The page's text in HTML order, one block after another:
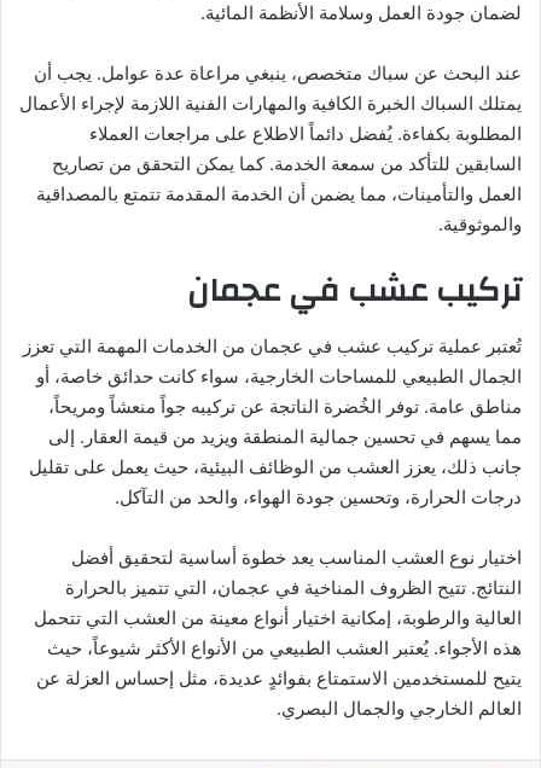
لضمان جودة العمل وسلامة الأنظمة المائية.
عند البحث عن سباك متخصص، ينبغي مراعاة عدة عوامل. يجب أن
يمتلك السباك الخبرة الكافية والمهارات الفنية اللازمة لإجراء الأعمال
المطلوبة بكفاءة. يُفضل دائماً الاطلاع على مراجعات العملاء
السابقين للتأكد من سمعة الخدمة. كما يمكن التحقق من تصاريح
العمل والتأمينات، مما يضمن أن الخدمة المقدمة تتمتع بالمصداقية
والموثوقية.
تركيب عشب في عجمان
تُعتبر عملية تركيب عشب في عجمان من الخدمات المهمة التي تعزز
الجمال الطبيعي للمساحات الخارجية، سواء كانت حدائق خاصة، أو
مناطق عامة. توفر الخُضرة الناتجة عن تركيبه جواً منعشاً ومريحاً،
مما يسهم في تحسين جمالية المنطقة ويزيد من قيمة العقار. إلى
جانب ذلك، يعزز العشب من الوظائف البيئية، حيث يعمل على تقليل
درجات الحرارة، وتحسين جودة الهواء، والحد من التآكل.
اختيار نوع العشب المناسب يعد خطوة أساسية لتحقيق أفضل
النتائج. تتيح الظروف المناخية في عجمان، التي تتميز بالحرارة
العالية والرطوبة، إمكانية اختيار أنواع معينة من العشب التي تتحمل
هذه الأجواء. يُعتبر العشب الطبيعي من الأنواع الأكثر شيوعاً، حيث
يتيح للمستخدمين الاستمتاع بفوائدٍ عديدة، مثل إحساس العزلة عن
العالم الخارجي والجمال البصري.